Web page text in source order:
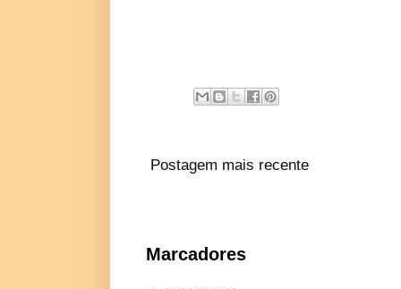
Postagem mais recente
Marcadores